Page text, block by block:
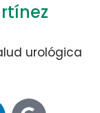
urológica